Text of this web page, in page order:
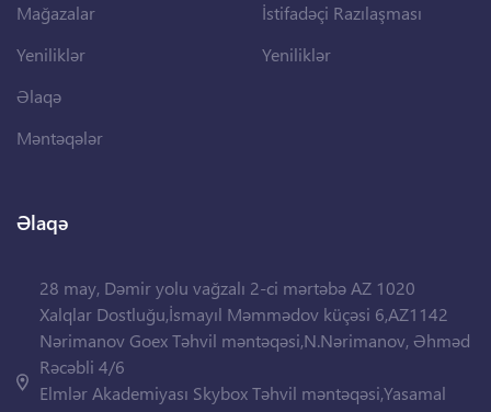
Mağazalar
Yeniliklər
Əlaqə
Məntəqələr
İstifadəçi Razılaşması
Yeniliklər
Əlaqə
28 may, Dəmir yolu vağzalı 2-ci mərtəbə AZ 1020
Xalqlar Dostluğu,İsmayıl Məmmədov küçəsi 6,AZ1142
Nərimanov Goex Təhvil məntəqəsi,N.Nərimanov, Əhməd
Rəcəbli 4/6
Elmlər Akademiyası Skybox Təhvil məntəqəsi,Yasamal